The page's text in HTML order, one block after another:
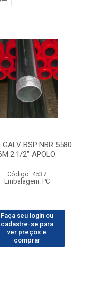
GALV BSP NBR 5580
2.1/2” APOLO
Código: 4537
Embalagem: PC
Faça seu login ou
cadastre-se para
ver preços e
comprar